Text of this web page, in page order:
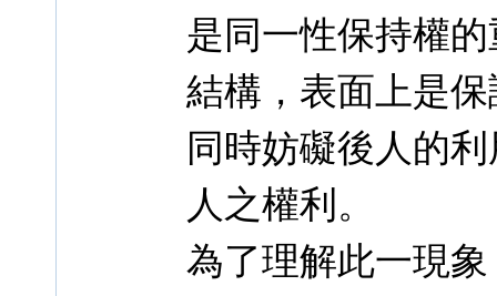
是同一性保持權
結構，表面上是
同時妨礙後人的
人之權利。
為了理解此一現